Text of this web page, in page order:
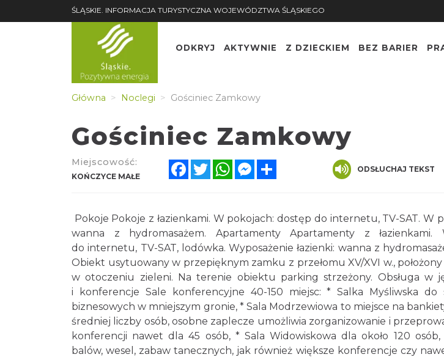
ŚLĄSKIE. INFORMACJA TURYSTYCZNA WOJEWÓDZTWA ŚLĄSKIEGO
ODKRYJ AKTYWNIE Z DZIECKIEM BEZ BARIER
Główna Noclegi Gościniec Zamkowy
Gościniec Zamkowy
Miejscowość:
KOŃCZYCE MAŁE
FacebookTwitterWhatsAppMessenger ODSŁUCHAJ TEKST
Pokoje Pokoje z łazienkami. W pokojach: dostęp do internetu, TV-SAT. W
wanna z hydromasażem. Apartamenty Apartamenty z łazienkami.
do internetu, TV-SAT, lodówka. Wyposażenie łazienki: wanna z
Obiekt usytuowany w przepięknym zamku z przełomu XV/XVI w.,
w otoczeniu zieleni. Na terenie obiektu parking strzeżony. Obsługa w
i konferencje Sale konferencyjne 40-150 miejsc: * Salka Myśliwska do
biznesowych w mniejszym gronie, * Sala Modrzewiowa to miejsce na
średniej liczby osób, osobne zaplecze umożliwia zorganizowanie i
konferencji nawet dla 45 osób, * Sala Widowiskowa dla około 120
balów, wesel, zabaw tanecznych, jak również większe konferencje czy